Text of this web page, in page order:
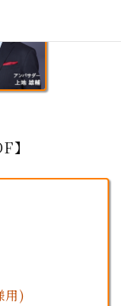
】
用)